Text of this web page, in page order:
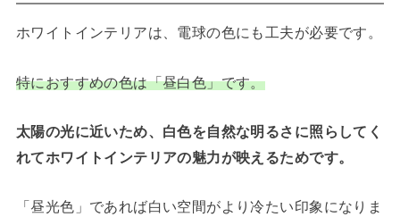
ホワイトインテリアは、電球の色にも工夫が必要です。
特におすすめの色は「昼白色」です。
太陽の光に近いため、白色を自然な明るさに照らしてく
れてホワイトインテリアの魅力が映えるためです。
「昼光色」であれば白い空間がより冷たい印象になりま